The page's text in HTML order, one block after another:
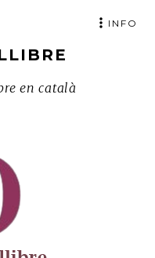
en català
INFO